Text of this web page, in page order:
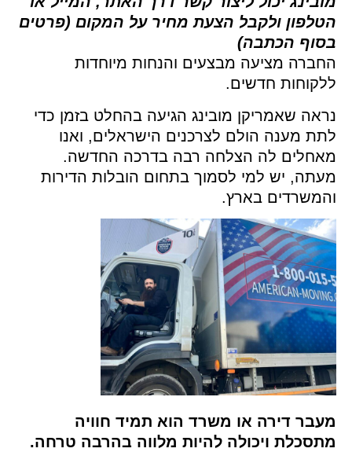
ולקבל הצעת מחיר על המקום (פרטים
הכתבה)
מציעה מבצעים והנחות מיוחדות
חדשים.
שאמריקן מובינג הגיעה בהחלט בזמן כדי
מענה הולם לצרכנים הישראלים, ואנו
לה הצלחה רבה בדרכה החדשה.
יש למי לסמוך בתחום הובלות הדירות
בארץ.
דירה או משרד הוא תמיד חוויה
ויכולה להיות מלווה בהרבה טרחה.